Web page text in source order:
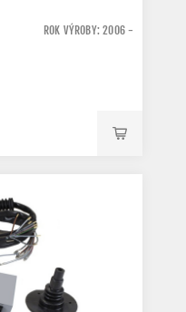
ROK VÝROBY: 2006 -